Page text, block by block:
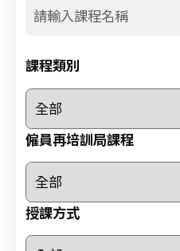
課程類別
僱員再培訓局課程
授課方式